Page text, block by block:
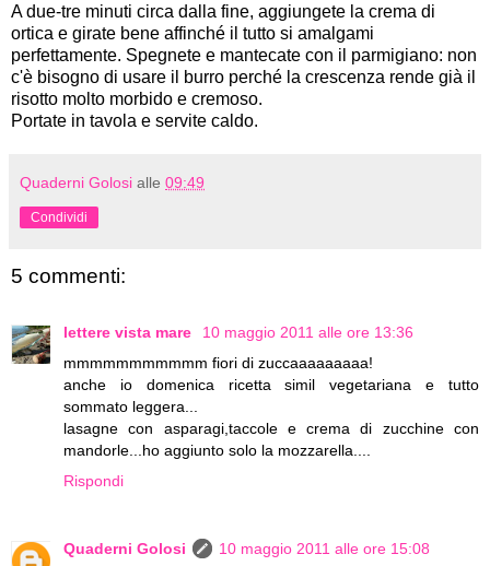
A due-tre minuti circa dalla fine, aggiungete la crema di
ortica e girate bene affinché il tutto si amalgami
perfettamente. Spegnete e mantecate con il parmigiano: non
c'è bisogno di usare il burro perché la crescenza rende già il
risotto molto morbido e cremoso.
Portate in tavola e servite caldo.
Quaderni Golosi alle 09:49
Condividi
5 commenti:
lettere vista mare
10 maggio 2011 alle ore 13:36
mmmmmmmmmmm fiori di zuccaaaaaaaaa!
anche io domenica ricetta simil vegetariana e tutto
sommato leggera...
lasagne con asparagi,taccole e crema di zucchine con
mandorle...ho aggiunto solo la mozzarella....
Rispondi
Quaderni Golosi
10 maggio 2011 alle ore 15:08